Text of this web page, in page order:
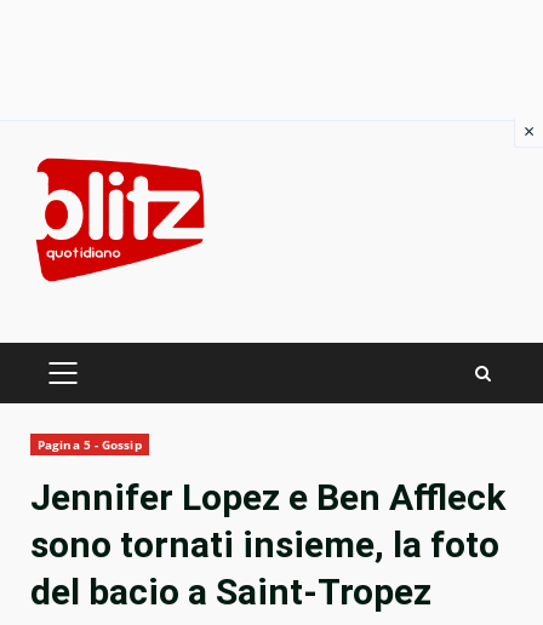
content
PRIMARY
Pagina 5 - Gossip
Jennifer Lopez e Ben Affleck
sono tornati insieme, la foto
del bacio a Saint-Tropez
×